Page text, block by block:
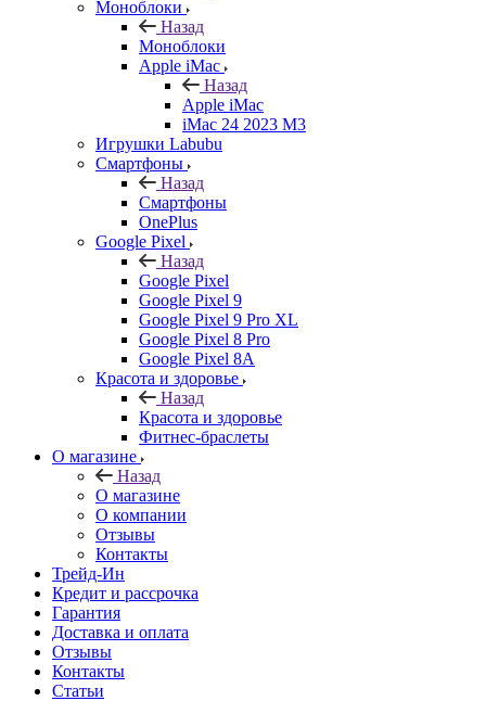
Моноблоки
Назад
Моноблоки
Apple iMac
Назад
Apple iMac
iMac 24 2023 M3
Игрушки Labubu
Смартфоны
Назад
Смартфоны
OnePlus
Google Pixel
Назад
Google Pixel
Google Pixel 9
Google Pixel 9 Pro XL
Google Pixel 8 Pro
Google Pixel 8A
Красота и здоровье
Назад
Красота и здоровье
Фитнес-браслеты
О магазине
Назад
О магазине
О компании
Отзывы
Контакты
Трейд-Ин
Кредит и рассрочка
Гарантия
Доставка и оплата
Отзывы
Контакты
Статьи